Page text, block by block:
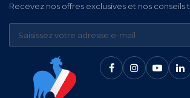
Recevez nos offres exclusives et nos conseils